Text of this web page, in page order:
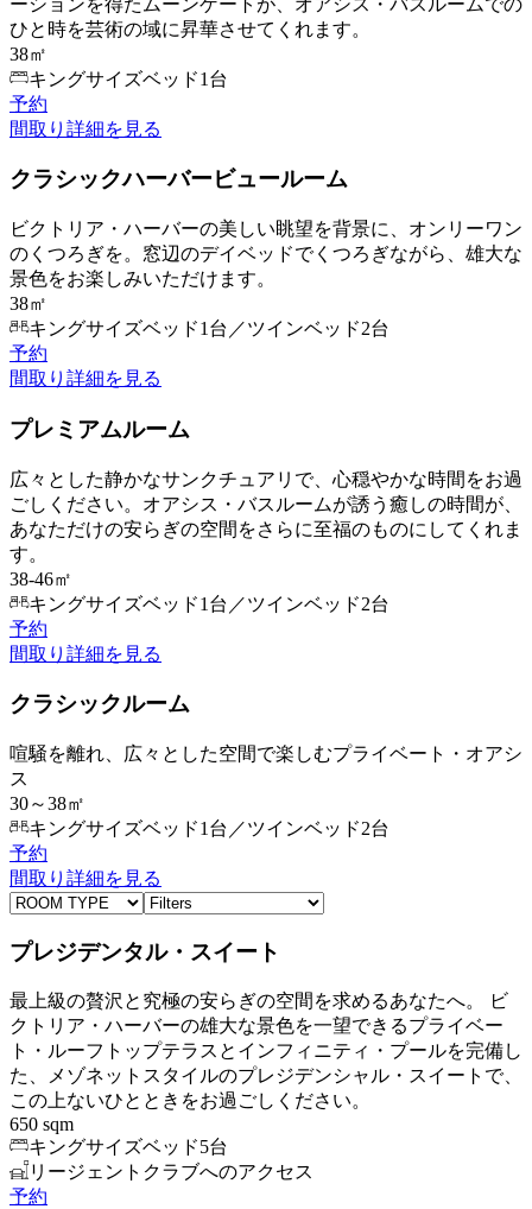
ひと時を芸術の域に昇華させてくれます。
38㎡
キングサイズベッド1台
予約
間取り 詳細を見る
クラシックハーバービュールーム
ビクトリア・ハーバーの美しい眺望を背景に、オンリーワン
のくつろぎを。窓辺のデイベッドでくつろぎながら、雄大な
景色をお楽しみいただけます。
38㎡
キングサイズベッド1台／ツインベッド2台
予約
間取り 詳細を見る
プレミアムルーム
広々とした静かなサンクチュアリで、心穏やかな時間をお過
ごしください。オアシス・バスルームが誘う癒しの時間が、
あなただけの安らぎの空間をさらに至福のものにしてくれま
す。
38-46㎡
キングサイズベッド1台／ツインベッド2台
予約
間取り 詳細を見る
クラシックルーム
喧騒を離れ、広々とした空間で楽しむプライベート・オアシ
ス
30～38㎡
キングサイズベッド1台／ツインベッド2台
予約
間取り 詳細を見る
プレジデンタル・スイート
最上級の贅沢と究極の安らぎの空間を求めるあなたへ。 ビ
クトリア・ハーバーの雄大な景色を一望できるプライベー
ト・ルーフトップテラスとインフィニティ・プールを完備し
た、メゾネットスタイルのプレジデンシャル・スイートで、
この上ないひとときをお過ごしください。
650 sqm
キングサイズベッド5台
リージェントクラブへのアクセス
予約